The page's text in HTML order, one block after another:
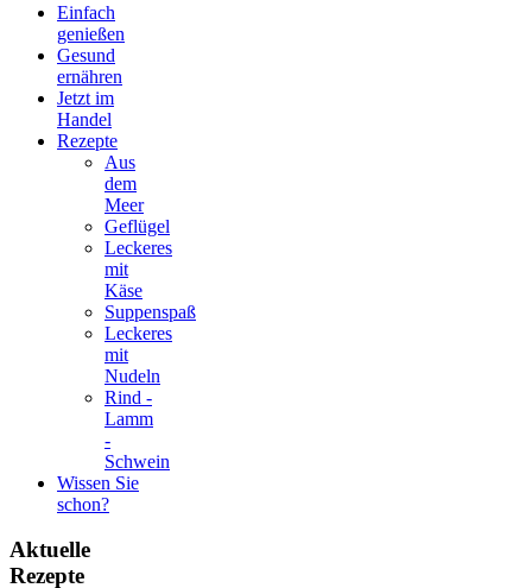
Einfach
genießen
Gesund
ernähren
Jetzt im
Handel
Rezepte
Aus
dem
Meer
Geflügel
Leckeres
mit
Käse
Suppenspaß
Leckeres
mit
Nudeln
Rind -
Lamm
-
Schwein
Wissen Sie
schon?
Aktuelle
Rezepte